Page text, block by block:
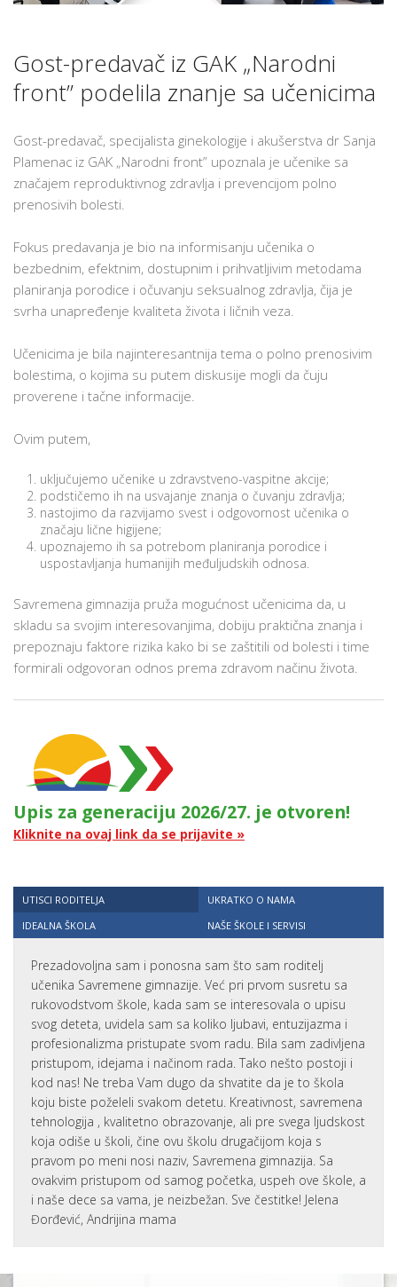
Gost-predavač iz GAK „Narodni
front” podelila znanje sa učenicima
Gost-predavač, specijalista ginekologije i akušerstva dr Sanja
Plamenac iz GAK „Narodni front” upoznala je učenike sa
značajem reproduktivnog zdravlja i prevencijom polno
prenosivih bolesti.
Fokus predavanja je bio na informisanju učenika o
bezbednim, efektnim, dostupnim i prihvatljivim metodama
planiranja porodice i očuvanju seksualnog zdravlja, čija je
svrha unapređenje kvaliteta života i ličnih veza.
Učenicima je bila najinteresantnija tema o polno prenosivim
bolestima, o kojima su putem diskusije mogli da čuju
proverene i tačne informacije.
Ovim putem,
uključujemo učenike u zdravstveno-vaspitne akcije;
podstičemo ih na usvajanje znanja o čuvanju zdravlja;
nastojimo da razvijamo svest i odgovornost učenika o
značaju lične higijene;
upoznajemo ih sa potrebom planiranja porodice i
uspostavljanja humanijih međuljudskih odnosa.
Savremena gimnazija pruža mogućnost učenicima da, u
skladu sa svojim interesovanjima, dobiju praktična znanja i
prepoznaju faktore rizika kako bi se zaštitili od bolesti i time
formirali odgovoran odnos prema zdravom načinu života.
Upis za generaciju 2026/27. je otvoren!
Kliknite na ovaj link da se prijavite »
UTISCI RODITELJA
UKRATKO O NAMA
IDEALNA ŠKOLA
NAŠE ŠKOLE I SERVISI
Prezadovoljna sam i ponosna sam što sam roditelj
učenika Savremene gimnazije. Već pri prvom susretu sa
rukovodstvom škole, kada sam se interesovala o upisu
svog deteta, uvidela sam sa koliko ljubavi, entuzijazma i
profesionalizma pristupate svom radu. Bila sam zadivljena
pristupom, idejama i načinom rada. Tako nešto postoji i
kod nas! Ne treba Vam dugo da shvatite da je to škola
koju biste poželeli svakom detetu. Kreativnost, savremena
tehnologija , kvalitetno obrazovanje, ali pre svega ljudskost
koja odiše u školi, čine ovu školu drugačijom koja s
pravom po meni nosi naziv, Savremena gimnazija. Sa
ovakvim pristupom od samog početka, uspeh ove škole, a
i naše dece sa vama, je neizbežan. Sve čestitke! Jelena
Đorđević, Andrijina mama